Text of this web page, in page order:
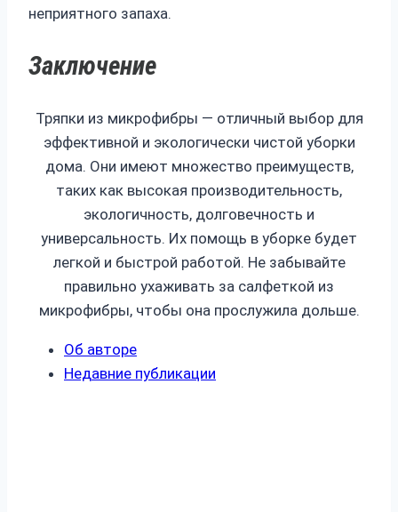
неприятного запаха.
Заключение
Тряпки из микрофибры — отличный выбор для
эффективной и экологически чистой уборки
дома. Они имеют множество преимуществ,
таких как высокая производительность,
экологичность, долговечность и
универсальность. Их помощь в уборке будет
легкой и быстрой работой. Не забывайте
правильно ухаживать за салфеткой из
микрофибры, чтобы она прослужила дольше.
Об авторе
Недавние публикации